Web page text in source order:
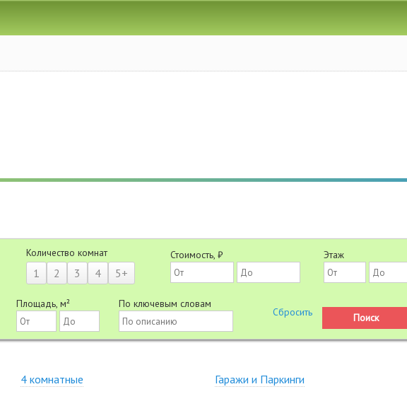
Количество комнат
1 2 3 4 5+
Стоимость, ₽ Этаж
Площадь, м² По ключевым словам
4 комнатные
Гаражи и Паркинги